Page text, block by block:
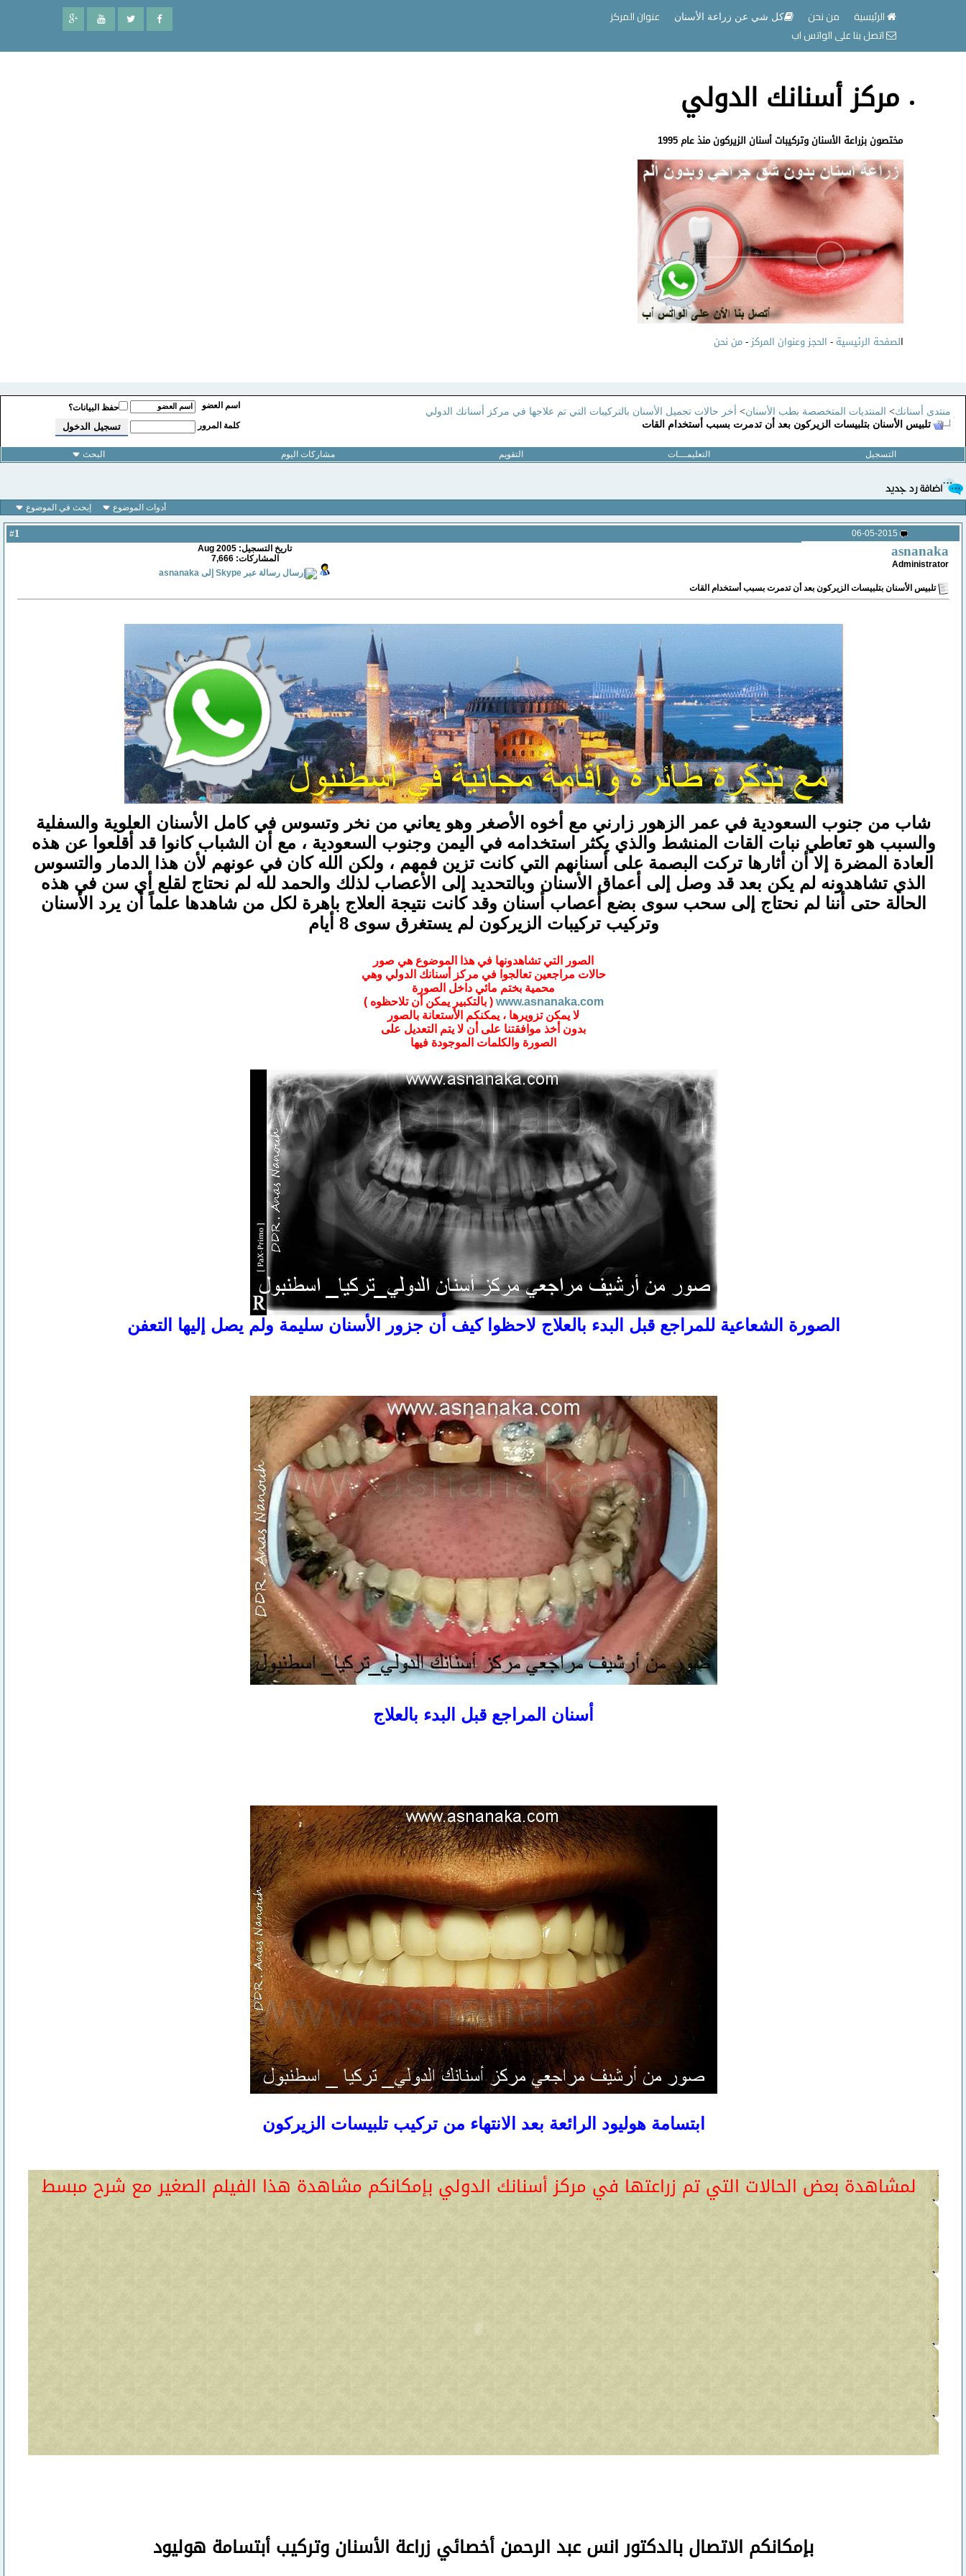
الرئيسية من نحن كل شي عن زراعة الأسنان
عنوان المركز
اتصل بنا على الواتس اب
مركز أسنانك الدولي
مختصون بزراعة الأسنان وتركيبات أسنان الزيركون منذ عام 1995
الصفحة الرئيسية - الحجز وعنوان المركز-من نحن
منتدى أسنانك> المنتديات المتخصصة بطب الأسنان> أخر حالات تجميل الأسنان بالتركيبات التي تم علاجها في مركز أسنانك الدولي
تلبيس الأسنان بتلبيسات الزيركون بعد أن تدمرت بسبب أستخدام القات
اسم العضو
حفظ البيانات؟
كلمة المرور
التسجيل التعليمـــات التقويم مشاركات اليوم البحث
أدوات الموضوع إبحث في الموضوع
06-05-2015
1
asnanaka
Administrator
تاريخ التسجيل: Aug 2005
المشاركات: 7,666
تلبيس الأسنان بتلبيسات الزيركون بعد أن تدمرت بسبب أستخدام القات
شاب من جنوب السعودية في عمر الزهور زارني مع أخوه الأصغر وهو يعاني من نخر وتسوس في كامل الأسنان العلوية والسفلية
والسبب هو تعاطي نبات القات المنشط والذي يكثر استخدامه في اليمن وجنوب السعودية ، مع أن الشباب كانوا قد أقلعوا عن هذه
العادة المضرة إلا أن أثارها تركت البصمة على أسنانهم التي كانت تزين فمهم ، ولكن الله كان في عونهم لأن هذا الدمار والتسوس
الذي تشاهدونه لم يكن بعد قد وصل إلى أعماق الأسنان وبالتحديد إلى الأعصاب لذلك والحمد لله لم نحتاج لقلع أي سن في هذه
الحالة حتى أننا لم نحتاج إلى سحب سوى بضع أعصاب أسنان وقد كانت نتيجة العلاج باهرة لكل من شاهدها علماً أن يرد الأسنان
وتركيب تركيبات الزيركون لم يستغرق سوى 8 أيام
الصور التي تشاهدونها في هذا الموضوع هي صور
حالات مراجعين تعالجوا في مركز أسنانك الدولي وهي
محمية بختم مائي داخل الصورة
www.asnanaka.com ( بالتكبير يمكن أن تلاحظوه )
لا يمكن تزويرها ، يمكنكم الأستعانة بالصور
بدون أخذ موافقتنا على أن لا يتم التعديل على
الصورة والكلمات الموجودة فيها
الصورة الشعاعية للمراجع قبل البدء بالعلاج لاحظوا كيف أن جزور الأسنان سليمة ولم يصل إليها التعفن
أسنان المراجع قبل البدء بالعلاج
ابتسامة هوليود الرائعة بعد الانتهاء من تركيب تلبيسات الزيركون
لمشاهدة بعض الحالات التي تم زراعتها في مركز أسنانك الدولي بإمكانكم مشاهدة هذا الفيلم الصغير مع شرح مبسط
بإمكانكم الاتصال بالدكتور انس عبد الرحمنأخصائي زراعة الأسنان وتركيب أبتسامة هوليود